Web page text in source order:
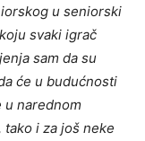
u seniorski
svaki igrač
sam da su
će u budućnosti
u narednom
i za još neke